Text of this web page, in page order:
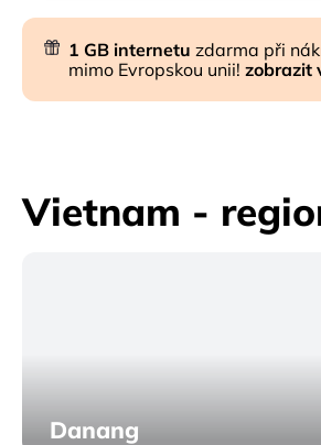
1 GB internetu zdarma při
mimo Evropskou unii! zobrazit
Vietnam -
Danang